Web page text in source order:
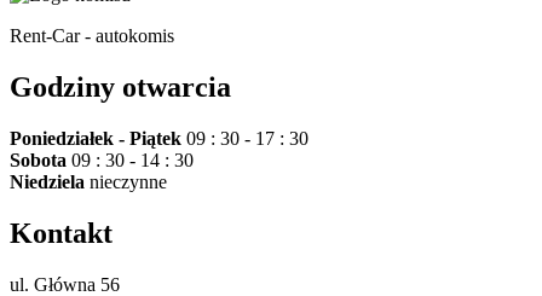
Rent-Car - autokomis
Godziny otwarcia
Poniedziałek - Piątek 09 : 30 - 17 : 30
Sobota 09 : 30 - 14 : 30
Niedziela nieczynne
Kontakt
ul. Główna 56